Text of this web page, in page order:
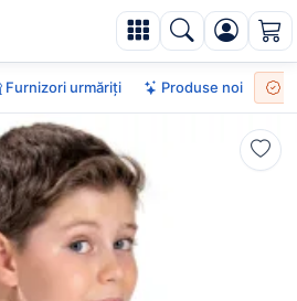
Furnizori urmăriți Produse noi